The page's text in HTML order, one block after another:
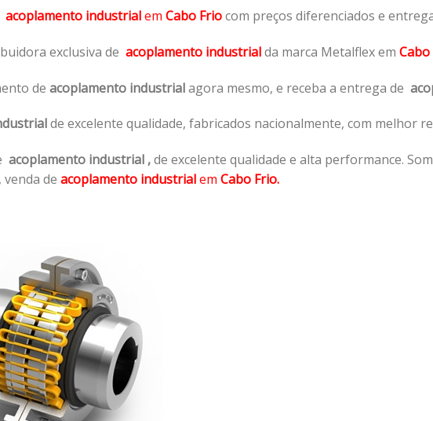
acoplamento industrialem Cabo Friocom preços diferenciados e
exclusiva de acoplamento industrialda marca Metalflex em Cabo
de acoplamento industrialagora mesmo, e receba a entrega de
de excelente qualidade, fabricados nacionalmente, com melhor
acoplamento industrial ,de excelente qualidade e alta performance.
de acoplamento industrialem Cabo Frio.